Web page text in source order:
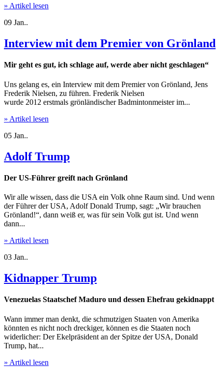
» Artikel lesen
09 Jan..
Interview mit dem Premier von Grönland
Mir geht es gut, ich schlage auf, werde aber nicht geschlagen“
Uns gelang es, ein Interview mit dem Premier von Grönland, Jens
Frederik Nielsen, zu führen. Frederik Nielsen
wurde 2012 erstmals grönländischer Badmintonmeister im...
» Artikel lesen
05 Jan..
Adolf Trump
Der US-Führer greift nach Grönland
Wir alle wissen, dass die USA ein Volk ohne Raum sind. Und wenn
der Führer der USA, Adolf Donald Trump, sagt: „Wir brauchen
Grönland!“, dann weiß er, was für sein Volk gut ist. Und wenn
dann...
» Artikel lesen
03 Jan..
Kidnapper Trump
Venezuelas Staatschef Maduro und dessen Ehefrau gekidnappt
Wann immer man denkt, die schmutzigen Staaten von Amerika
könnten es nicht noch dreckiger, können es die Staaten noch
widerlicher: Der Ekelpräsident an der Spitze der USA, Donald
Trump, hat...
» Artikel lesen